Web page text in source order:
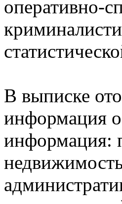
оперативно-
В выписке
информация
информация: